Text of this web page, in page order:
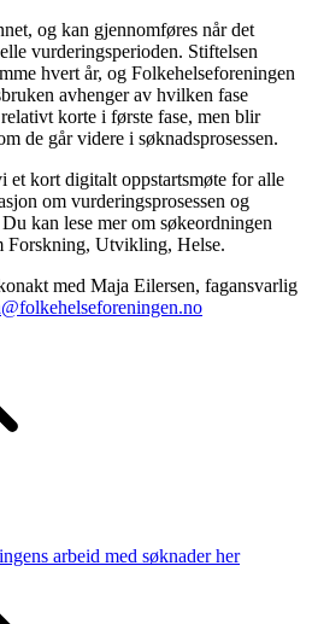
og kan gjennomføres når det
vurderingsperioden. Stiftelsen
hvert år, og Folkehelseforeningen
avhenger av hvilken fase
korte i første fase, men blir
de går videre i søknadsprosessen.
et kort digitalt oppstartsmøte for alle
om vurderingsprosessen og
kan lese mer om søkeordningen
Forskning, Utvikling, Helse.
med Maja Eilersen, fagansvarlig
arbeid med søknader her